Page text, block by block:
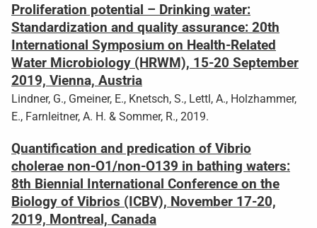
Proliferation potential – Drinking water:
Standardization and quality assurance: 20th
International Symposium on Health-Related
Water Microbiology (HRWM), 15-20 September
2019, Vienna, Austria
Lindner, G., Gmeiner, E., Knetsch, S., Lettl, A., Holzhammer,
E., Farnleitner, A. H. & Sommer, R., 2019.
Quantification and predication of Vibrio
cholerae non-O1/non-O139 in bathing waters:
8th Biennial International Conference on the
Biology of Vibrios (ICBV), November 17-20,
2019, Montreal, Canada